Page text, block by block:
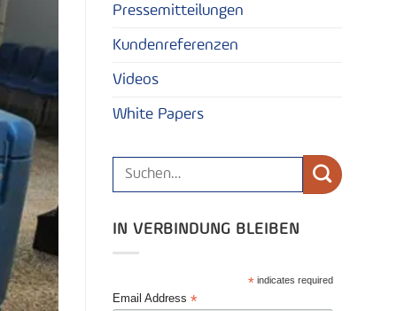
Pressemitteilungen
Kundenreferenzen
Videos
White Papers
IN VERBINDUNG BLEIBEN
*indicates required
Email Address *